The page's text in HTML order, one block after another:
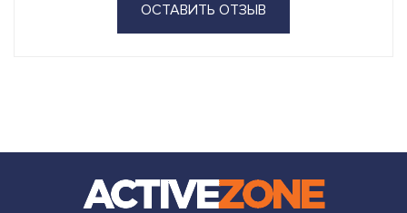
ОСТАВИТЬ ОТЗЫВ